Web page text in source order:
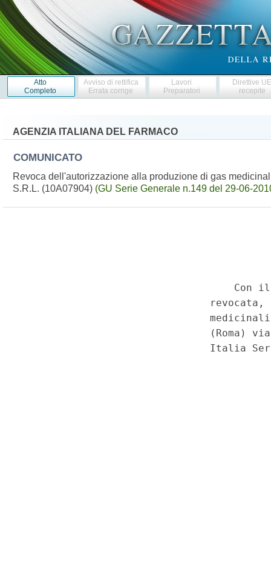
Atto
Completo
Avviso di rettifica
Errata corrige
Lavori
Preparatori
Direttive
recepite
AGENZIA ITALIANA DEL FARMACO
COMUNICATO
Revoca dell'autorizzazione alla produzione di gas
S.R.L. (10A07904) (GU Serie Generale n.149 del 29-06-